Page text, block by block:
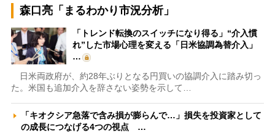
森口亮「まるわかり市況分析」
「トレンド転換のスイッチになり得る」“介入慣
れ”した市場心理を変える「日米協調為替介入」
…
日米両政府が、約28年ぶりとなる円買いの協調介入に踏み切っ
た。米国も追加介入を辞さない姿勢を示して…
「キオクシア急落で含み損が膨らんで…」損失を投資家として
の成長につなげる4つの視点 …